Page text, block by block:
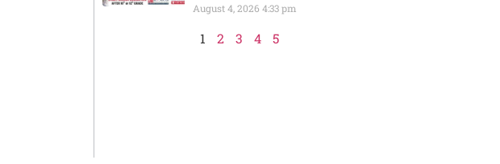
August 4, 2026 4:33 pm
1 2 3 4 5